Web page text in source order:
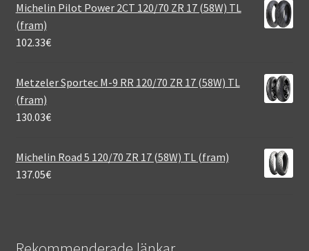
Michelin Pilot Power 2CT 120/70 ZR 17 (58W) TL
(fram)
102.33€
Metzeler Sportec M-9 RR 120/70 ZR 17 (58W) TL
(fram)
130.03€
Michelin Road 5 120/70 ZR 17 (58W) TL (fram)
137.05€